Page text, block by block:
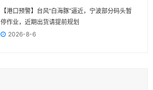
【港口预警】台风“白海豚”逼近，宁波部分码头暂
停作业，近期出货请提前规划
2026-8-6